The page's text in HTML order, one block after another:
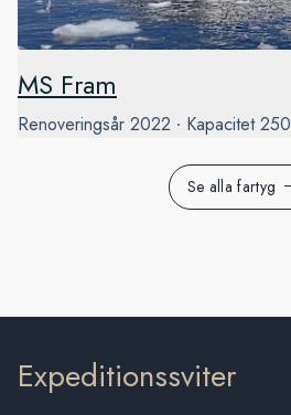
MS Fram
Renoveringsår 2022 Kapacitet 250
Se alla fartyg
Expeditionssviter